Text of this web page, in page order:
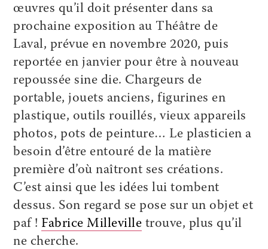
œuvres qu’il doit présenter dans sa
prochaine exposition au Théâtre de
Laval, prévue en novembre 2020, puis
reportée en janvier pour être à nouveau
repoussée sine die. Chargeurs de
portable, jouets anciens, figurines en
plastique, outils rouillés, vieux appareils
photos, pots de peinture… Le plasticien a
besoin d’être entouré de la matière
première d’où naîtront ses créations.
C’est ainsi que les idées lui tombent
dessus. Son regard se pose sur un objet et
paf ! Fabrice Milleville trouve, plus qu’il
ne cherche.